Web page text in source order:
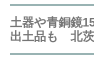
土器や青銅鏡
出土品も 北茨